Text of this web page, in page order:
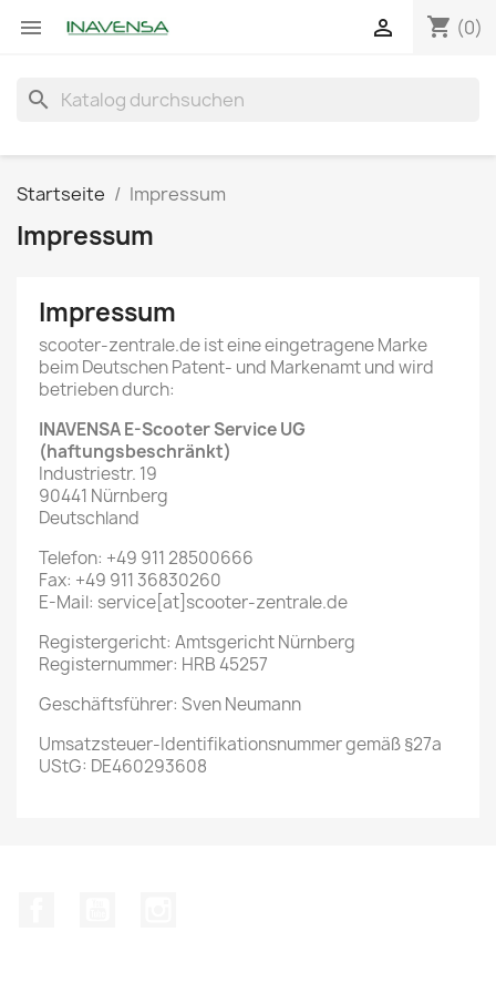
 shopping_cart (0)

search
Startseite Impressum
Impressum
Impressum
scooter-zentrale.de ist eine eingetragene Marke
beim Deutschen Patent- und Markenamt und wird
betrieben durch:
INAVENSA E-Scooter Service UG
(haftungsbeschränkt)
Industriestr. 19
90441 Nürnberg
Deutschland
Telefon: +49 911 28500666
Fax: +49 911 36830260
E-Mail: service[at]scooter-zentrale.de
Registergericht: Amtsgericht Nürnberg
Registernummer: HRB 45257
Geschäftsführer: Sven Neumann
Umsatzsteuer-Identifikationsnummer gemäß §27a
UStG: DE460293608